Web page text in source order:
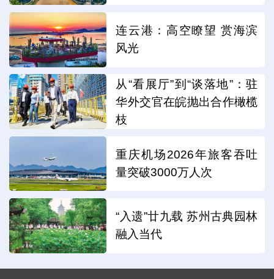
连云港：高空瞭望 赏海滨
风光
从“看展厅”到“谈落地”：驻
华外交官在皖抛出合作橄榄
枝
重庆机场2026年旅客吞吐
量突破3000万人次
“入遗”廿九载 苏州古典园林
融入当代